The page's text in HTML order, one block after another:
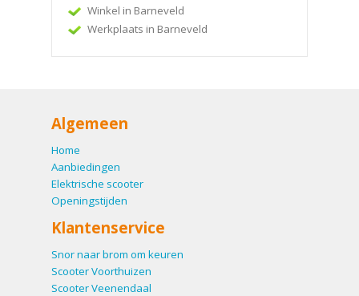
Winkel in Barneveld
Werkplaats in Barneveld
Algemeen
Home
Aanbiedingen
Elektrische scooter
Openingstijden
Klantenservice
Snor naar brom om keuren
Scooter Voorthuizen
Scooter Veenendaal